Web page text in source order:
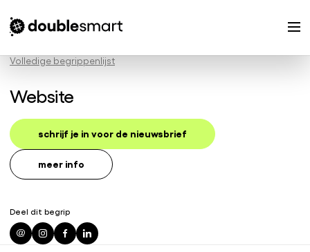
Volledige begrippenlijst
Website
schrijf je in voor de nieuwsbrief
meer info
Deel dit begrip